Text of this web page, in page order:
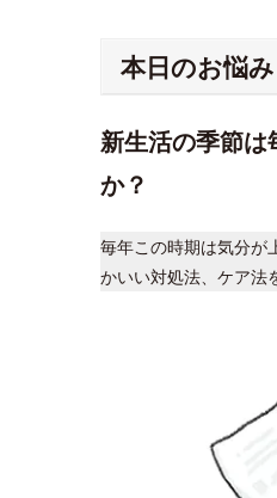
本日のお悩み
新生活の季節
か？
毎年この時期は気分が
かいい対処法、ケア法